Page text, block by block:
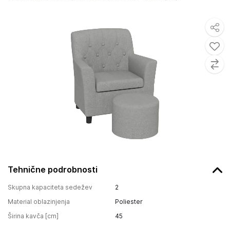
Tehnične podrobnosti
Skupna kapaciteta sedežev
2
Material oblazinjenja
Poliester
Širina kavča [cm]
45